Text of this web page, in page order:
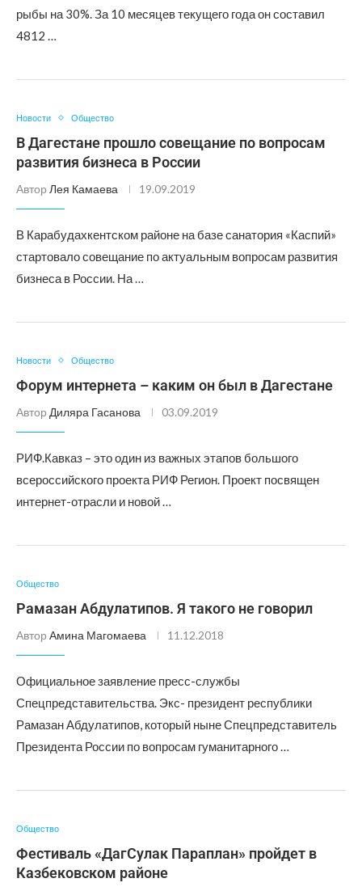
рыбы на 30%. За 10 месяцев текущего года он составил
4812 …
Новости Общество
В Дагестане прошло совещание по вопросам
развития бизнеса в России
Автор Лея Камаева 19.09.2019
В Карабудахкентском районе на базе санатория «Каспий»
стартовало совещание по актуальным вопросам развития
бизнеса в России. На …
Новости Общество
Форум интернета – каким он был в Дагестане
Автор Диляра Гасанова 03.09.2019
РИФ.Кавказ – это один из важных этапов большого
всероссийского проекта РИФ Регион. Проект посвящен
интернет-отрасли и новой …
Общество
Рамазан Абдулатипов. Я такого не говорил
Автор Амина Магомаева 11.12.2018
Официальное заявление пресс-службы
Спецпредставительства. Экс- президент республики
Рамазан Абдулатипов, который ныне Спецпредставитель
Президента России по вопросам гуманитарного …
Общество
Фестиваль «ДагСулак Параплан» пройдет в
Казбековском районе